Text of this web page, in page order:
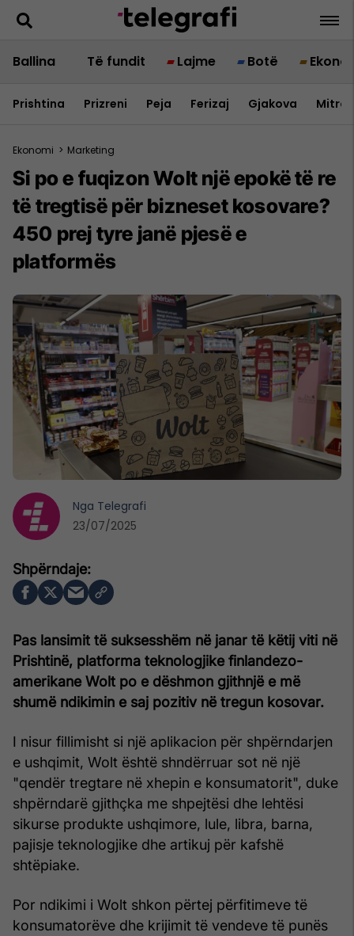
Ballina Të fundit Lajme Botë
Prishtina Prizreni Peja Ferizaj Gjakova
Ekonomi > Marketing
Si po e fuqizon Wolt një epokë të re
të tregtisë për bizneset kosovare?
450 prej tyre janë pjesë e
platformës
Pas lansimit të suksesshëm në janar të këtij viti në
Prishtinë, platforma teknologjike finlandezo-
amerikane Wolt po e dëshmon gjithnjë e më
shumë ndikimin e saj pozitiv në tregun kosovar.
I nisur fillimisht si një aplikacion për shpërndarjen
e ushqimit, Wolt është shndërruar sot në një
"qendër tregtare në xhepin e konsumatorit", duke
shpërndarë gjithçka me shpejtësi dhe lehtësi
sikurse produkte ushqimore, lule, libra, barna,
pajisje teknologjike dhe artikuj për kafshë
shtëpiake.
Por ndikimi i Wolt shkon përtej përfitimeve të
konsumatorëve dhe krijimit të vendeve të punës
Nga Telegrafi
23/07/2025